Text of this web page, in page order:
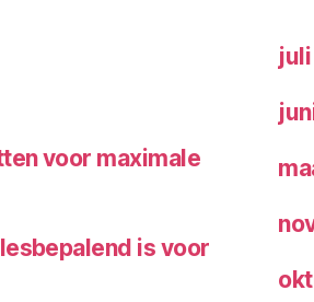
voor maximale
is voor